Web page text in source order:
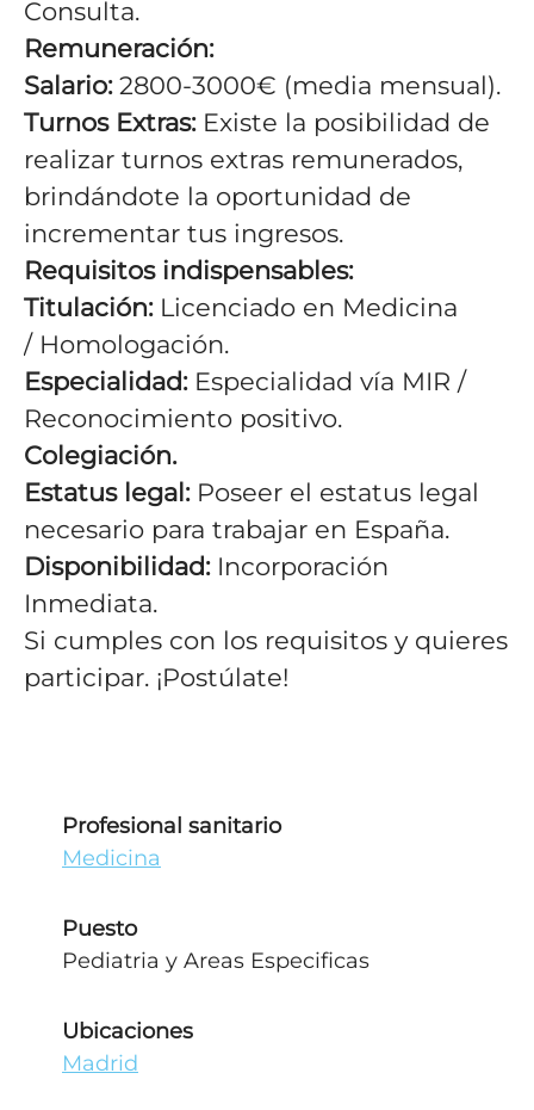
Consulta.
Remuneración:
Salario: 2800-3000€ (media mensual).
Turnos Extras:Existe la posibilidad de
realizar turnos extras remunerados,
brindándote la oportunidad de
incrementar tus ingresos.
Requisitos indispensables:
Titulación:Licenciado en Medicina
/ Homologación.
Especialidad:Especialidad vía MIR /
Reconocimiento positivo.
Colegiación.
Estatus legal:Poseer el estatus legal
necesario para trabajar en España.
Disponibilidad:Incorporación
Inmediata.
Si cumples con los requisitos y quieres
participar. ¡Postúlate!
Profesional sanitario
Medicina
Puesto
Pediatria y Areas Especificas
Ubicaciones
Madrid